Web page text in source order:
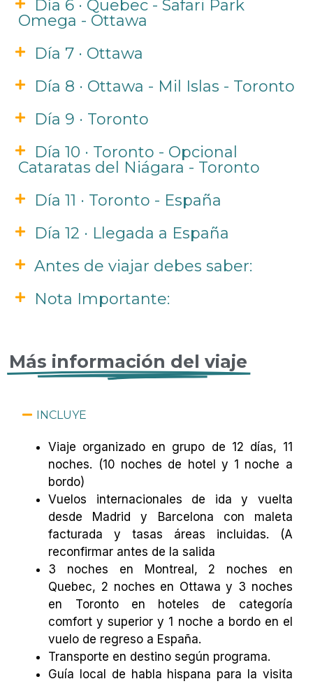
Día 6 · Quebec - Safari Park
Omega - Ottawa
Día 7 · Ottawa
Día 8 · Ottawa - Mil Islas - Toronto
Día 9 · Toronto
Día 10 · Toronto - Opcional
Cataratas del Niágara - Toronto
Día 11 · Toronto - España
Día 12 · Llegada a España
Antes de viajar debes saber:
Nota Importante:
Más información del viaje
INCLUYE
Viaje organizado en grupo de 12 días, 11
noches. (10 noches de hotel y 1 noche a
bordo)
Vuelos internacionales de ida y vuelta
desde Madrid y Barcelona con maleta
facturada y tasas áreas incluidas. (A
reconfirmar antes de la salida
3 noches en Montreal, 2 noches en
Quebec, 2 noches en Ottawa y 3 noches
en Toronto en hoteles de categoría
comfort y superior y 1 noche a bordo en el
vuelo de regreso a España.
Transporte en destino según programa.
Guía local de habla hispana para la visita